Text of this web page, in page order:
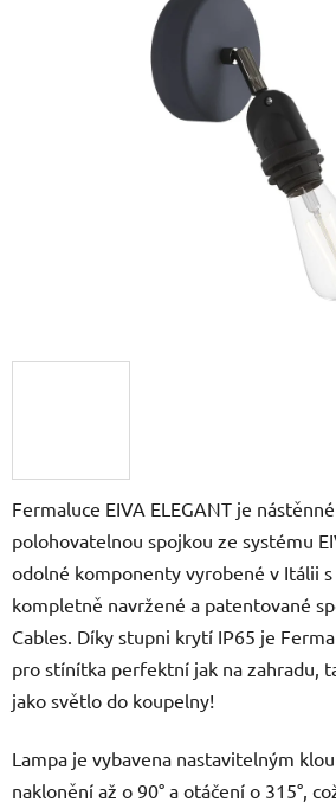
Fermaluce EIVA ELEGANT je
polohovatelnou spojkou ze systému
odolné komponenty vyrobené v Itálii s
kompletně navržené a patentované
Cables. Díky stupni krytí IP65 je
pro stínítka perfektní jak na zahradu,
jako světlo do koupelny!
Lampa je vybavena nastavitelným
naklonění až o 90° a otáčení o 315°,